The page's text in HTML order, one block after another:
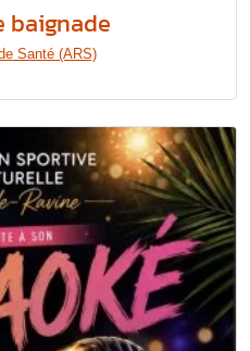
baignade
Santé (ARS)